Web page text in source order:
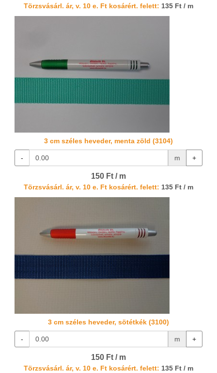
Törzsvásárl. ár, v. 10 e. Ft kosárért. felett: 135 Ft / m
3 cm széles heveder, menta zöld (3104)
- m +
150 Ft / m
Törzsvásárl. ár, v. 10 e. Ft kosárért. felett: 135 Ft / m
3 cm széles heveder, sötétkék (3100)
- m +
150 Ft / m
Törzsvásárl. ár, v. 10 e. Ft kosárért. felett: 135 Ft / m